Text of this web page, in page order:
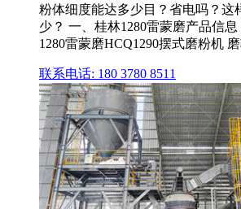
粉体细度能达多少目？省电吗？这
少？ 一、桂林1280雷蒙磨产品信
1280雷蒙磨HCQ1290摆式磨粉机
联系电话: 180 3780 8511